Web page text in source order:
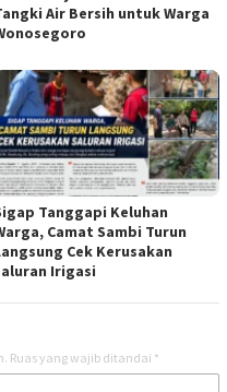
Air Bersih untuk Warga
Tanggapi Keluhan
Camat Sambi Turun
Cek Kerusakan
Irigasi
Ruas yang wajib ditandai *